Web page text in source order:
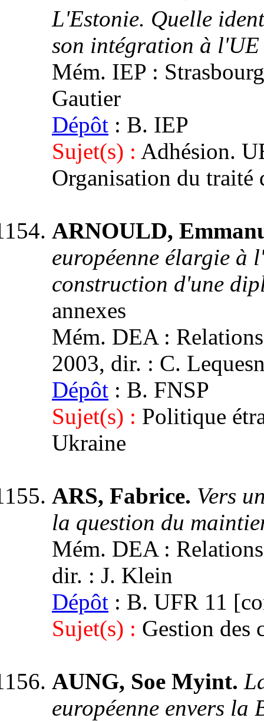
L'Estonie. Quelle
son intégration à
Mém. IEP :
Gautier
Dépôt : B. IEP
Sujet(s) : Adhésion.
Organisation du
ARNOULD,
européenne élargie à
construction d'une
annexes
Mém. DEA :
2003, dir. : C.
Dépôt : B. FNSP
Sujet(s) : Politique
Ukraine
ARS, Fabrice. Vers
la question du
Mém. DEA :
dir. : J. Klein
Dépôt : B. UFR 11
Sujet(s) : Gestion des
AUNG, Soe Myint.
européenne envers